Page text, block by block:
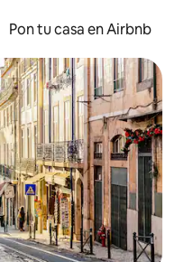
Pon tu casa en Airbnb